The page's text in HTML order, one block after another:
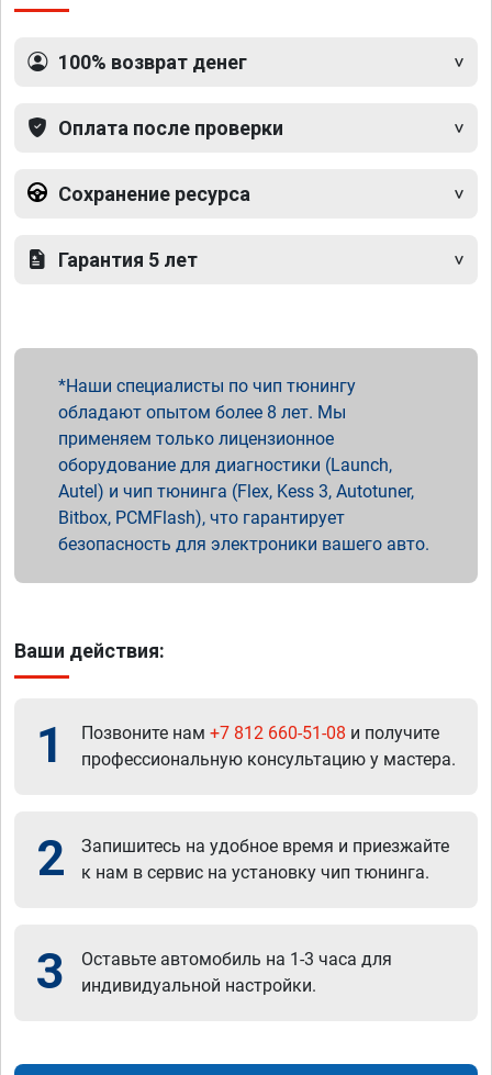
100% возврат денег
Оплата после проверки
Сохранение ресурса
Гарантия 5 лет
Наши специалисты по чип тюнингу
обладают опытом более 8 лет. Мы
применяем только лицензионное
оборудование для диагностики (Launch,
Autel) и чип тюнинга (Flex, Kess 3, Autotuner,
Bitbox, PCMFlash), что гарантирует
безопасность для электроники вашего авто.
Ваши действия:
1 Позвоните нам +7 812 660-51-08 и получите
профессиональную консультацию у мастера.
2
Запишитесь на удобное время и приезжайте
к нам в сервис на установку чип тюнинга.
3
Оставьте автомобиль на 1-3 часа для
индивидуальной настройки.